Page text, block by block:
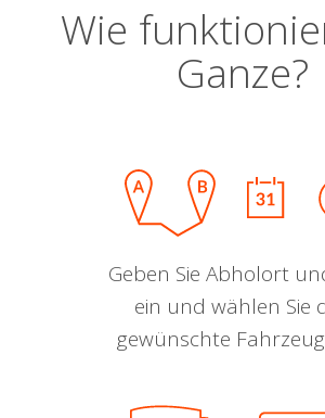
Wie
Ganze?
Geben Sie Abholort
ein und wählen Sie
gewünschte